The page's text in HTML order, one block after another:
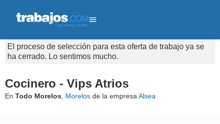
El proceso de selección para esta oferta de trabajo ya se
ha cerrado. Lo sentimos mucho.
Cocinero - Vips Atrios
En Todo Morelos Morelos de la empresa Alsea